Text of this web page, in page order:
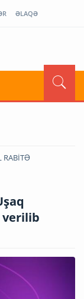
ƏLAQƏ
RABİTƏ
verilib